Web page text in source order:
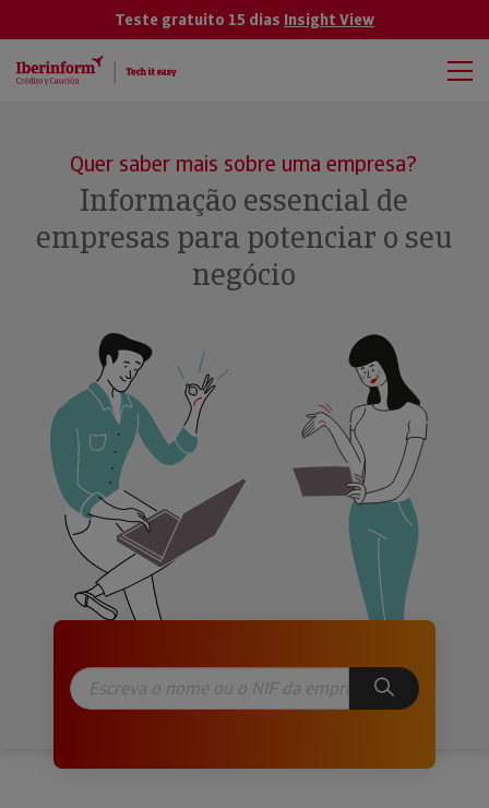
Teste gratuito 15 dias Insight View
Quer saber mais sobre uma empresa?
Informação essencial de
empresas para potenciar o seu
negócio